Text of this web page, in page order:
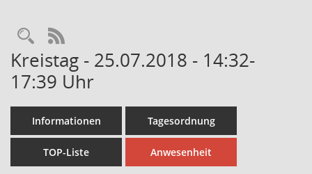
Rechercheauswahl
RSS-Feed
Kreistag - 25.07.2018 - 14:32-
17:39 Uhr
Informationen Tagesordnung
TOP-Liste Anwesenheit